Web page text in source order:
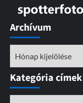
Archívum
Kategória címek